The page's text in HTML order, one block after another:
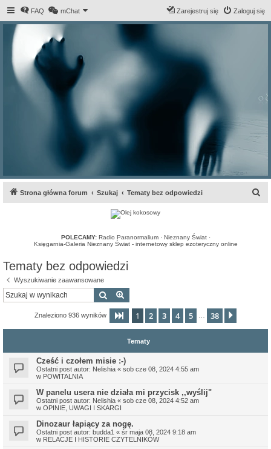
FAQ mChat Zaloguj się
Zarejestruj się
Strona główna forum Szukaj Tematy bez odpowiedzi
POLECAMY: Radio Paranormalium· Nieznany Świat·
Księgarnia-Galeria Nieznany Świat - internetowy sklep ezoteryczny online
Tematy bez odpowiedzi
Wyszukiwanie zaawansowane
Szukaj
Znaleziono 936 wyników Strona z38
1 2 3 4 5 38
Tematy
Cześć i czołem misie :-)
Ostatni post autor: Nelishia « sob cze 08, 2024 4:55 am
w POWITALNIA
W panelu usera nie działa mi przycisk ,,wyślij"
Ostatni post autor: Nelishia « sob cze 08, 2024 4:52 am
w OPINIE, UWAGI I SKARGI
Dinozaur łapiący za nogę.
Ostatni post autor: budda1 « śr maja 08, 2024 9:18 am
w RELACJE I HISTORIE CZYTELNIKÓW